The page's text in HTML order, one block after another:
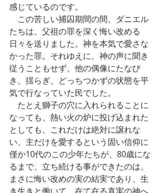
感じているのです。
この苦しい捕囚期間の間、ダニエル
たちは、父祖の罪を深く悔い改める
日々を送りました。神を本気で愛さな
かった罪。それゆえに、神の声に聞き
従うこともせず、他の偶像にたなび
き、揺らぎ、どっちつかずの状態を平
気で行なっていた民でした。
たとえ獅子の穴に入れられることに
なっても、熱い火の炉に投げ込まれた
としても、これだけは絶対に譲れな
い、主だけを愛するという固い信仰に
僅か10代のこの少年たちが、80歳にな
るまで、立ち続ける事ができたのは、
まさに悔い改めの実の結実であり、生